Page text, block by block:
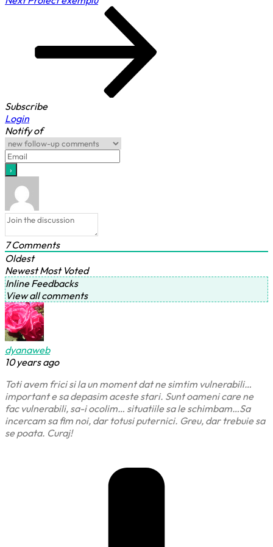
Subscribe
Login
Notify of
7Comments
Oldest
Newest Most Voted
Inline Feedbacks
View all comments
dyanaweb
10 years ago
Toti avem frici si la un moment dat ne simtim vulnerabili…
important e sa depasim aceste stari. Sunt oameni care ne
fac vulnerabili, sa-i ocolim… situatiile sa le schimbam…Sa
incercam sa fim noi, dar totusi puternici. Greu, dar trebuie sa
se poata. Curaj!